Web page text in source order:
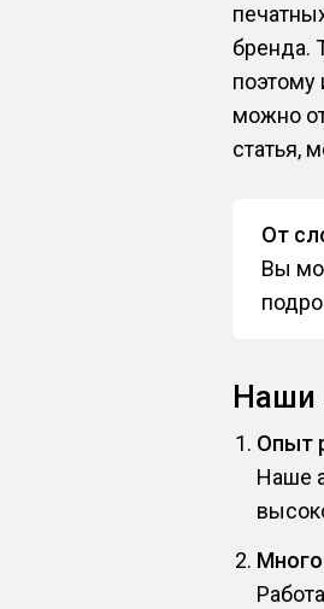
бренда.
можно
статья,
От
Вы
Наши
Опыт
Наше